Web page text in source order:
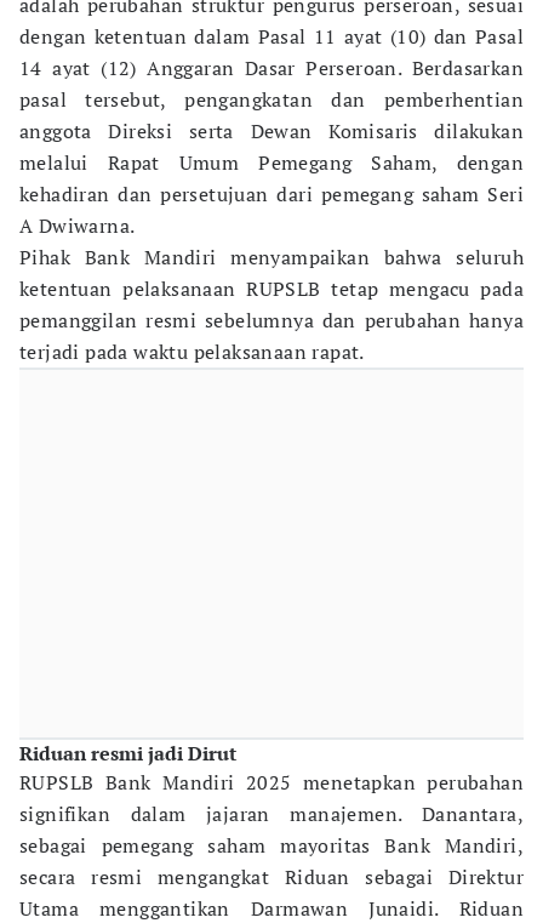
dengan ketentuan dalam Pasal 11 ayat (10) dan Pasal
14 ayat (12) Anggaran Dasar Perseroan. Berdasarkan
pasal tersebut, pengangkatan dan pemberhentian
anggota Direksi serta Dewan Komisaris dilakukan
melalui Rapat Umum Pemegang Saham, dengan
kehadiran dan persetujuan dari pemegang saham Seri
A Dwiwarna.
Pihak Bank Mandiri menyampaikan bahwa seluruh
ketentuan pelaksanaan RUPSLB tetap mengacu pada
pemanggilan resmi sebelumnya dan perubahan hanya
terjadi pada waktu pelaksanaan rapat.
Riduan resmi jadi Dirut
RUPSLB Bank Mandiri 2025 menetapkan perubahan
signifikan dalam jajaran manajemen. Danantara,
sebagai pemegang saham mayoritas Bank Mandiri,
secara resmi mengangkat Riduan sebagai Direktur
Utama menggantikan Darmawan Junaidi. Riduan